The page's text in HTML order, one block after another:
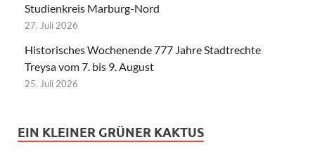
Studienkreis Marburg-Nord
27. Juli 2026
Historisches Wochenende 777 Jahre Stadtrechte
Treysa vom 7. bis 9. August
25. Juli 2026
EIN KLEINER GRÜNER KAKTUS